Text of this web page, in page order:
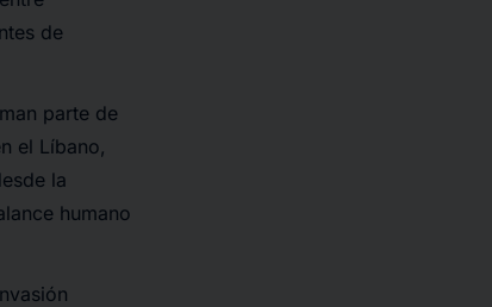
de
parte de
el Líbano,
la
humano